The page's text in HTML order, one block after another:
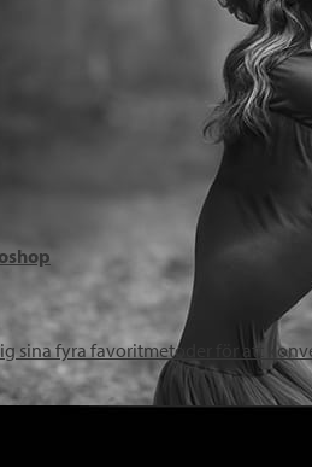
sina fyra favoritmetoder för att